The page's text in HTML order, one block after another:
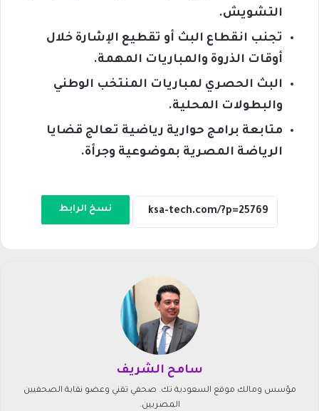
التشويش.
تجنب انقطاع البث أو تقطيع الإشارة خلال
أوقات الذروة والمباريات المهمة.
البث الحصري لمباريات المنتخب الوطني
والبطولات المحلية.
متابعة برامج حوارية رياضية تعالج قضايا
الرياضة المصرية بموضوعية وجرأة.
نسخ الرابط
سامح الشريف
مؤسس ومالك موقع السعودية تك. صحفي تقني وعضو نقابة الصحفيين
المصريين.